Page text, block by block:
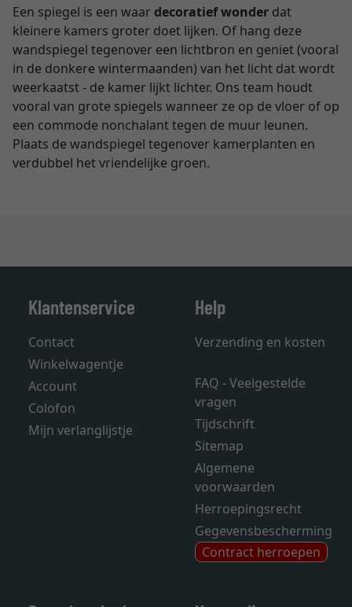
Een spiegel is een waardecoratief wonder dat
kleinere kamers groter doet lijken. Of hang deze
wandspiegel tegenover een lichtbron en geniet (vooral
in de donkere wintermaanden) van het licht dat wordt
weerkaatst - de kamer lijkt lichter. Ons team houdt
vooral van grote spiegels wanneer ze op de vloer of op
een commode nonchalant tegen de muur leunen.
Plaats de wandspiegel tegenover kamerplanten en
verdubbel het vriendelijke groen.
Klantenservice
Contact
Winkelwagentje
Account
Colofon
Mijn verlanglijstje
Help
Verzending en kosten
FAQ - Veelgestelde
vragen
Tijdschrift
Sitemap
Algemene
voorwaarden
Herroepingsrecht
Gegevensbescherming
Contract herroepen